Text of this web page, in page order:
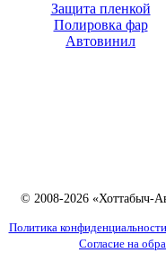
Защита пленкой
Полировка фар
Автовинил
© 2008-2026 «Хоттабыч-
Политика конфиденциальности
Согласие на